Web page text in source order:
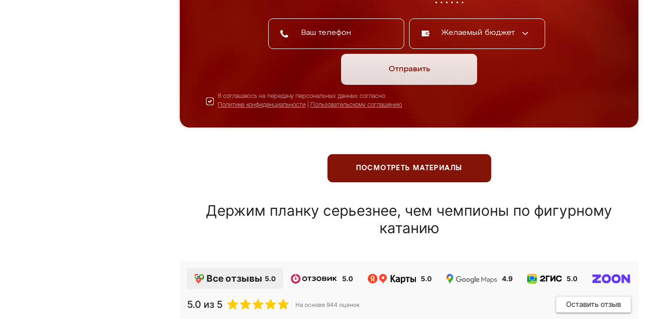
Желаемый бюджет
Отправить
Я соглашаюсь на передачу персональных данных согласно
Политике конфиденциальности
Пользовательскому соглашению
ПОСМОТРЕТЬ МАТЕРИАЛЫ
Держим планку серьезнее, чем чемпионы по фигурному
катанию
Все отзывы 5.0 5.0 5.0 4.9 5.0
5.0 из 5 На основе 944 оценок Оставить отзыв